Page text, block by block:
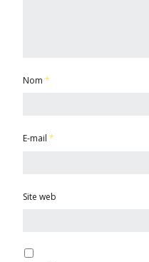
Nom *
E-mail *
Site web